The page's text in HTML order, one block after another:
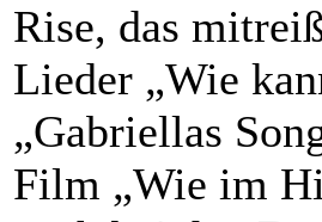
Rise, das
Lieder „Wie
„Gabriellas
Film „Wie im